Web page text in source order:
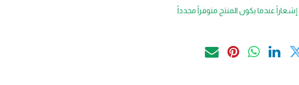
إشعاراً عندما يكون المنتج متوفراً مجدداً